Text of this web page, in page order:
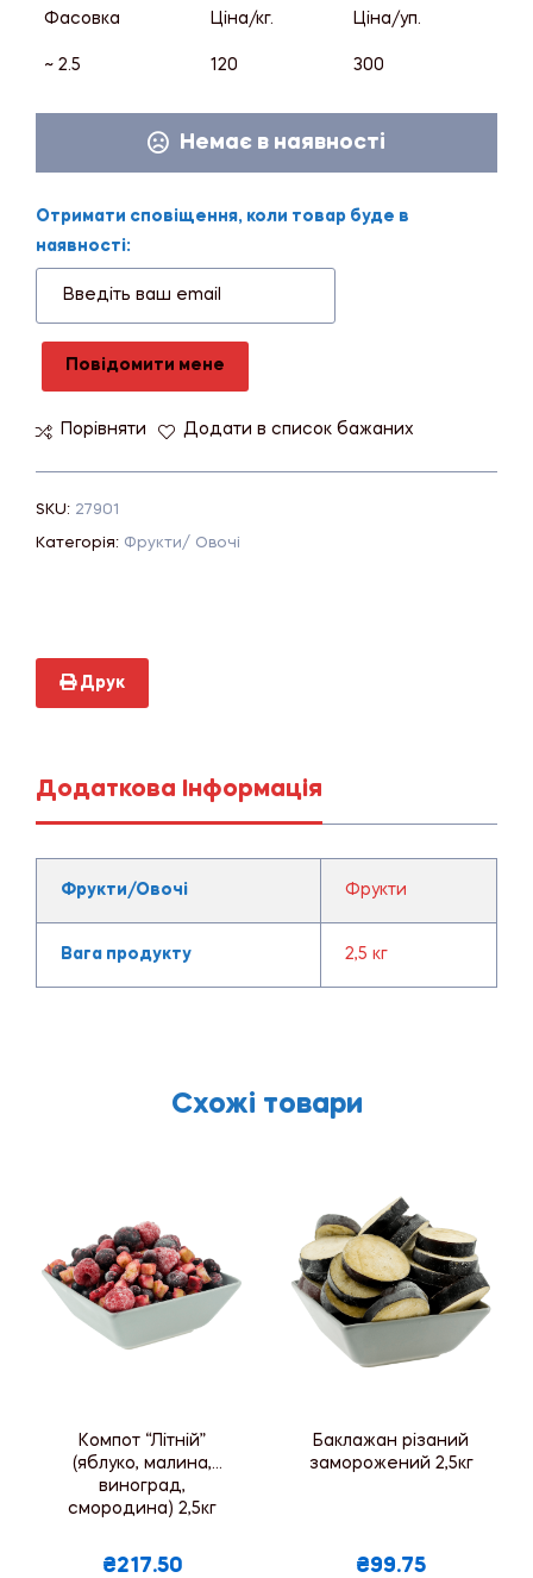
Фасовка Ціна/кг. Ціна/уп.
~ 2.5 120 300
Немає в наявності
Отримати сповіщення, коли товар буде в
наявності:
Повідомити мене
Порівняти Додати в список бажаних
SKU: 27901
Категорія: Фрукти/ Овочі
Друк
Додаткова Інформація
Фрукти/Овочі Фрукти
Вага продукту 2,5 кг
Схожі товари
Компот “Літній”
(яблуко, малина,
виноград,
смородина) 2,5кг
₴217.50
Баклажан різаний
заморожений 2,5кг
₴99.75